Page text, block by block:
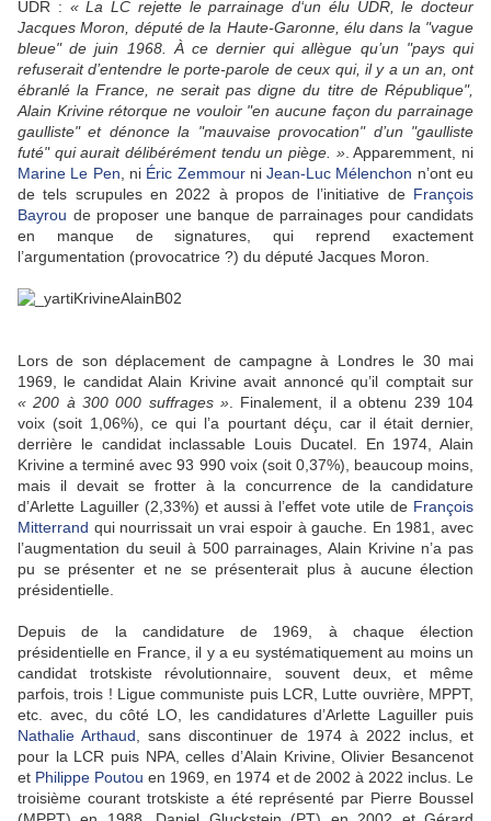
UDR : « La LC rejette le parrainage d‘un élu UDR, le docteur
Jacques Moron, député de la Haute-Garonne, élu dans la "vague
bleue" de juin 1968. À ce dernier qui allègue qu’un "pays qui
refuserait d’entendre le porte-parole de ceux qui, il y a un an, ont
ébranlé la France, ne serait pas digne du titre de République",
Alain Krivine rétorque ne vouloir "en aucune façon du parrainage
gaulliste" et dénonce la "mauvaise provocation" d’un "gaulliste
futé" qui aurait délibérément tendu un piège. ». Apparemment, ni
Marine Le Pen , ni Éric ZemmourniJean-Luc Mélenchon n’ont eu
de tels scrupules en 2022 à propos de l’initiative de François
Bayrou de proposer une banque de parrainages pour candidats
en manque de signatures, qui reprend exactement
l’argumentation (provocatrice ?) du député Jacques Moron.
Lors de son déplacement de campagne à Londres le 30 mai
1969, le candidat Alain Krivine avait annoncé qu’il comptait sur
« 200 à 300 000 suffrages » . Finalement, il a obtenu 239 104
voix (soit 1,06%), ce qui l’a pourtant déçu, car il était dernier,
derrière le candidat inclassable Louis Ducatel. En 1974, Alain
Krivine a terminé avec 93 990 voix (soit 0,37%), beaucoup moins,
mais il devait se frotter à la concurrence de la candidature
d’Arlette Laguiller (2,33%) et aussi à l’effet vote utile de François
Mitterrand qui nourrissait un vrai espoir à gauche. En 1981, avec
l’augmentation du seuil à 500 parrainages, Alain Krivine n’a pas
pu se présenter et ne se présenterait plus à aucune élection
présidentielle.
Depuis de la candidature de 1969, à chaque élection
présidentielle en France, il y a eu systématiquement au moins un
candidat trotskiste révolutionnaire, souvent deux, et même
parfois, trois ! Ligue communiste puis LCR, Lutte ouvrière, MPPT,
etc. avec, du côté LO, les candidatures d’Arlette Laguiller puis
Nathalie Arthaud , sans discontinuer de 1974 à 2022 inclus, et
pour la LCR puis NPA, celles d’Alain Krivine, Olivier Besancenot
et Philippe Poutou en 1969, en 1974 et de 2002 à 2022 inclus. Le
troisième courant trotskiste a été représenté par Pierre Boussel